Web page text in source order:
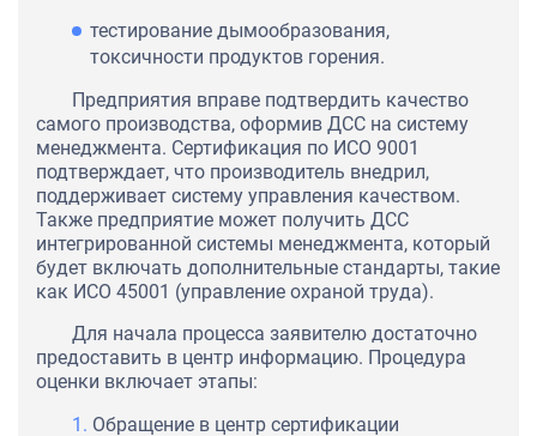
тестирование дымообразования,
токсичности продуктов горения.
Предприятия вправе подтвердить качество
самого производства, оформив ДСС на систему
менеджмента. Сертификация по ИСО 9001
подтверждает, что производитель внедрил,
поддерживает систему управления качеством.
Также предприятие может получить ДСС
интегрированной системы менеджмента, который
будет включать дополнительные стандарты, такие
как ИСО 45001 (управление охраной труда).
Для начала процесса заявителю достаточно
предоставить в центр информацию. Процедура
оценки включает этапы:
Обращение в центр сертификации